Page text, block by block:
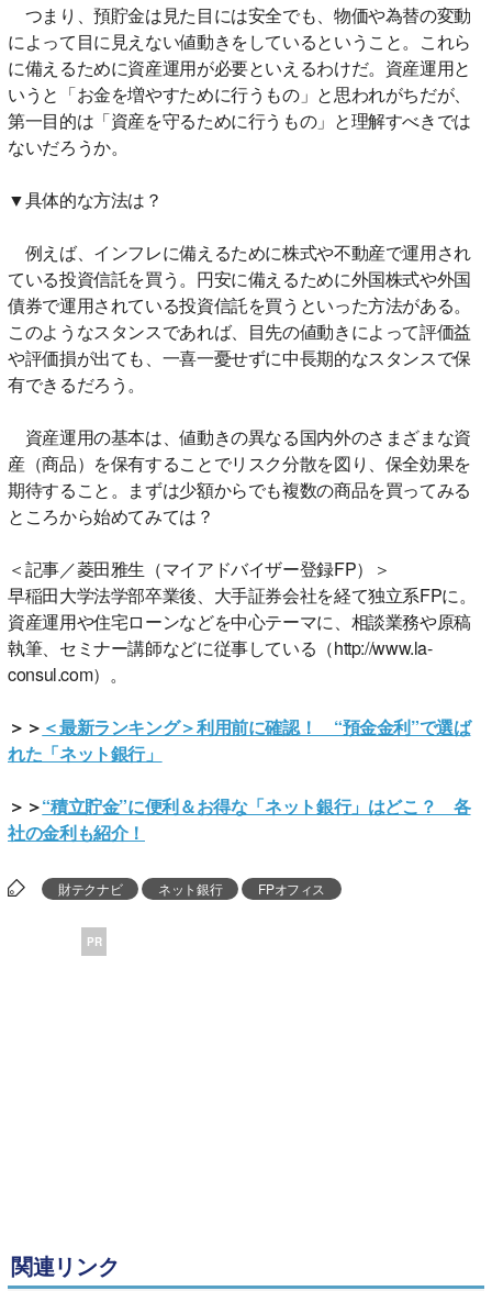
つまり、預貯金は見た目には安全でも、物価や為替の変動
によって目に見えない値動きをしているということ。これら
に備えるために資産運用が必要といえるわけだ。資産運用と
いうと「お金を増やすために行うもの」と思われがちだが、
第一目的は「資産を守るために行うもの」と理解すべきでは
ないだろうか。
▼具体的な方法は？
例えば、インフレに備えるために株式や不動産で運用され
ている投資信託を買う。円安に備えるために外国株式や外国
債券で運用されている投資信託を買うといった方法がある。
このようなスタンスであれば、目先の値動きによって評価益
や評価損が出ても、一喜一憂せずに中長期的なスタンスで保
有できるだろう。
資産運用の基本は、値動きの異なる国内外のさまざまな資
産（商品）を保有することでリスク分散を図り、保全効果を
期待すること。まずは少額からでも複数の商品を買ってみる
ところから始めてみては？
＜記事／菱田雅生（マイアドバイザー登録FP）＞
早稲田大学法学部卒業後、大手証券会社を経て独立系FPに。
資産運用や住宅ローンなどを中心テーマに、相談業務や原稿
執筆、セミナー講師などに従事している（http://www.la-
consul.com）。
＞＞ ＜最新ランキング＞利用前に確認！ “預金金利”で選ば
れた「ネット銀行」
＞＞“積立貯金”に便利＆お得な「ネット銀行」はどこ？ 各
社の金利も紹介！
財テクナビ ネット銀行 FPオフィス
PR
関連リンク